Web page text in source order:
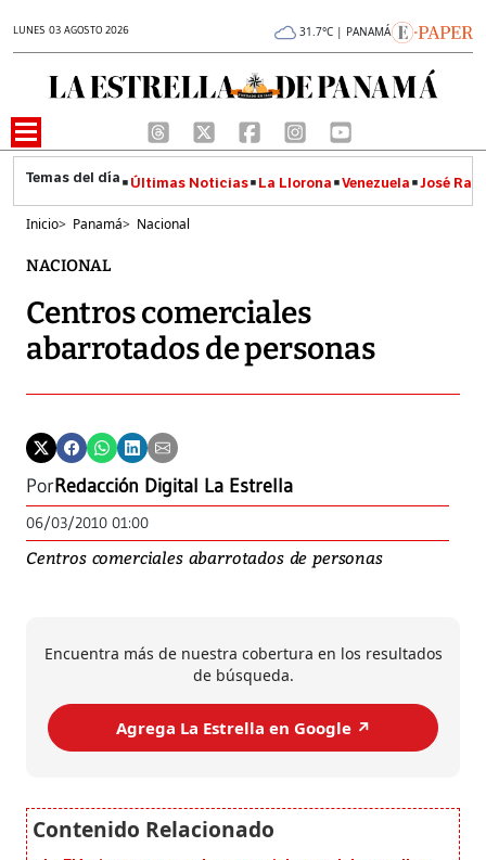
LUNES 03 AGOSTO 2026 31.7°C | PANAMÁ
Últimas Noticias La Llorona Venezuela José
Inicio> Panamá> Nacional
NACIONAL
Centros comerciales
abarrotados de personas
PorRedacción Digital La Estrella
06/03/2010 01:00
Centros comerciales abarrotados de personas
Encuentra más de nuestra cobertura en los resultados
de búsqueda.
Agrega La Estrella en Google ↗️